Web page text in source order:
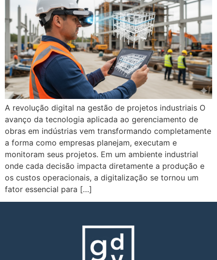
A revolução digital na gestão de projetos industriais O
avanço da tecnologia aplicada ao gerenciamento de
obras em indústrias vem transformando completamente
a forma como empresas planejam, executam e
monitoram seus projetos. Em um ambiente industrial
onde cada decisão impacta diretamente a produção e
os custos operacionais, a digitalização se tornou um
fator essencial para […]